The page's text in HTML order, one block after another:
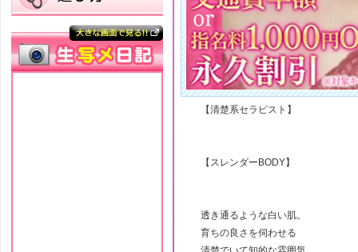
【清楚系セラピスト】
【スレンダーBODY】
透き通るような白い肌。
育ちの良さを伺わせる